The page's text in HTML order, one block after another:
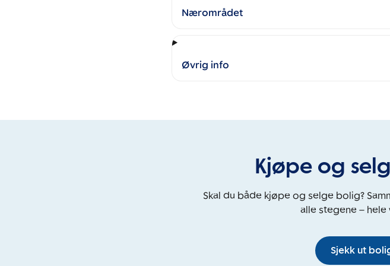
Nærområdet
Øvrig info
Kjøpe og
Skal du både kjøpe og selge bolig?
alle stegene – hele
Sjekk ut